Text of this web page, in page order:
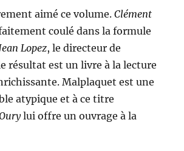
aimé ce volume.Clément
coulé dans la formule
Lopez, le directeur de
résultat est un livre à la lecture
Malplaquet est une
atypique et à ce titre
lui offre un ouvrage à la